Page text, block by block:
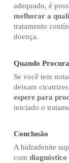
adequado, é
melhorar a
tratamento
doença.
Quando
Se você tem
deixam
espere para
iniciado o
Conclusão
A hidradenite
com